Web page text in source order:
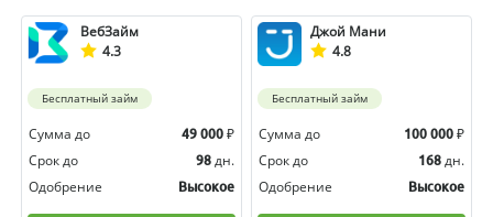
ВебЗайм
4.3
Бесплатный займ
Сумма до 49 000 ₽
Срок до
98 дн.
Одобрение
Высокое
Джой Мани
4.8
Бесплатный займ
Сумма до 100 000 ₽
Срок до
168 дн.
Одобрение
Высокое